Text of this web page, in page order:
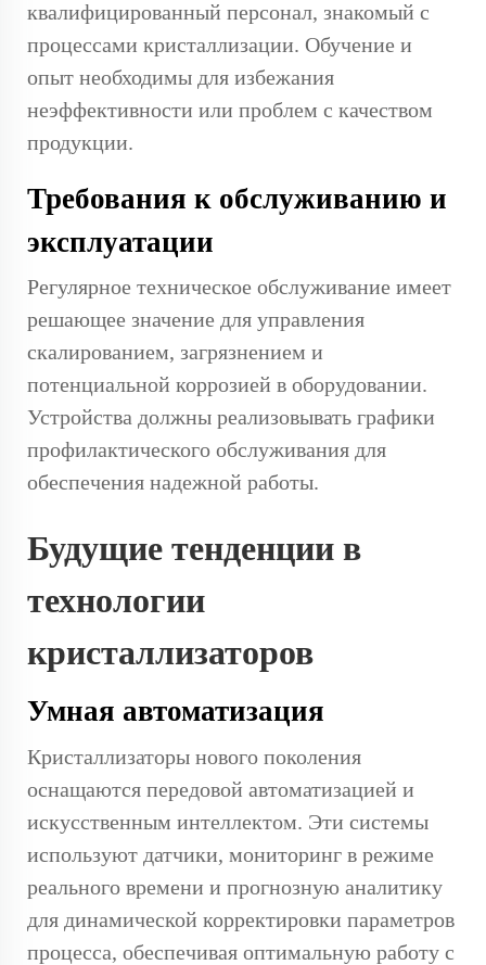
квалифицированный персонал, знакомый с
процессами кристаллизации. Обучение и
опыт необходимы для избежания
неэффективности или проблем с качеством
продукции.
Требования к обслуживанию и
эксплуатации
Регулярное техническое обслуживание имеет
решающее значение для управления
скалированием, загрязнением и
потенциальной коррозией в оборудовании.
Устройства должны реализовывать графики
профилактического обслуживания для
обеспечения надежной работы.
Будущие тенденции в
технологии
кристаллизаторов
Умная автоматизация
Кристаллизаторы нового поколения
оснащаются передовой автоматизацией и
искусственным интеллектом. Эти системы
используют датчики, мониторинг в режиме
реального времени и прогнозную аналитику
для динамической корректировки параметров
процесса, обеспечивая оптимальную работу с